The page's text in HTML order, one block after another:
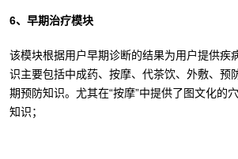
6、早期治疗模块
该模块根据用户早期诊断的结果为用户提供疾
识主要包括中成药、按摩、代茶饮、外敷、预
期预防知识。尤其在“按摩”中提供了图文化的
知识；